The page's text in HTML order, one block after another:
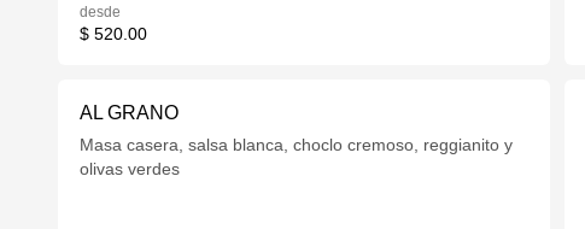
desde
$ 520.00
AL GRANO
Masa casera, salsa blanca, choclo cremoso, reggianito y
olivas verdes